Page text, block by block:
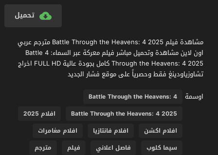
تحميل
مشاهدة فيلم Battle Through the Heavens: 4 2025 مترجم عربي
اون لاين مشاهدة وتحميل مباشر فيلم معركة عبر السماء: 4 Battle
Through the Heavens: 4 2025 كامل بجودة عالية FULL HD اخراج
تشاوزياودينغ فقط وحصرياً على موقع فشار الجديد
اوسمة
Battle Through the Heavens: 4
Battle Through the Heavens: 4 2025
افلام 2025
افلام اكشن
افلام فانتازيا
افلام مغامرات
سيما كلوب
فاصل اعلاني فيلم
مترجم